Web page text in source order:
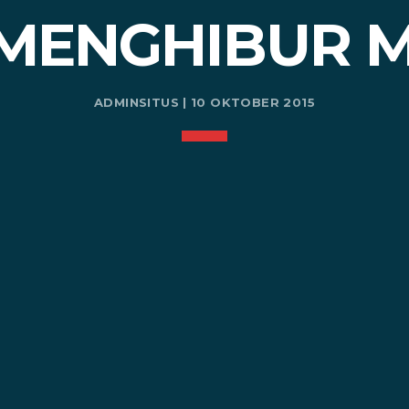
ADMINSITUS | 10 OKTOBER 2015